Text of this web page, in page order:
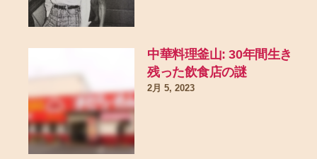
中華料理釜山: 30年間生き
残った飲食店の謎
2月 5, 2023